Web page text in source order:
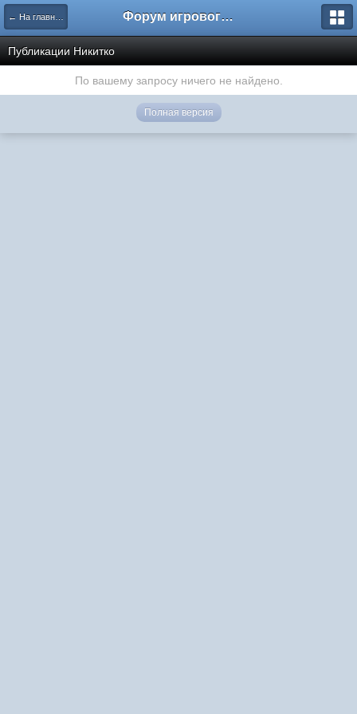
← На главную Форум игрового проекта Riverrise
Публикации Никитко
По вашему запросу ничего не найдено.
Полная версия